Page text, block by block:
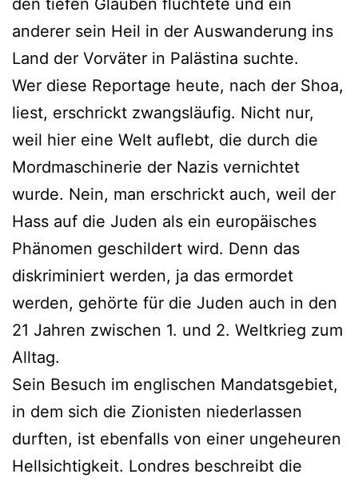
anderer sein Heil in der Auswanderung ins
Land der Vorväter in Palästina suchte.
Wer diese Reportage heute, nach der Shoa,
liest, erschrickt zwangsläufig. Nicht nur,
weil hier eine Welt auflebt, die durch die
Mordmaschinerie der Nazis vernichtet
wurde. Nein, man erschrickt auch, weil der
Hass auf die Juden als ein europäisches
Phänomen geschildert wird. Denn das
diskriminiert werden, ja das ermordet
werden, gehörte für die Juden auch in den
21 Jahren zwischen 1. und 2. Weltkrieg zum
Alltag.
Sein Besuch im englischen Mandatsgebiet,
in dem sich die Zionisten niederlassen
durften, ist ebenfalls von einer ungeheuren
Hellsichtigkeit. Londres beschreibt die